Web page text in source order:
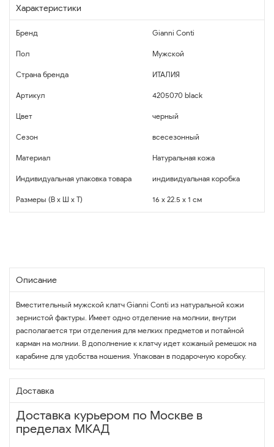
Характеристики
Бренд Gianni Conti
Пол Мужской
Страна бренда ИТАЛИЯ
Артикул 4205070 black
Цвет черный
Сезон всесезонный
Материал Натуральная кожа
Индивидуальная упаковка товара индивидуальная коробка
Размеры (В x Ш x Т) 16 x 22.5 x 1 см
Описание
Вместительный мужской клатч Gianni Conti из натуральной кожи
зернистой фактуры. Имеет одно отделение на молнии, внутри
располагается три отделения для мелких предметов и потайной
карман на молнии. В дополнение к клатчу идет кожаный ремешок на
карабине для удобства ношения. Упакован в подарочную коробку.
Доставка
Доставка курьером по Москве в
пределах МКАД